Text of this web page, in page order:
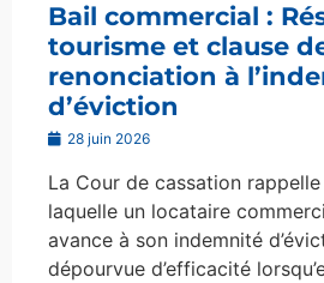
Bail commercial :
tourisme et clause
renonciation à
d’éviction
28 juin 2026
La Cour de cassation rappelle
laquelle un locataire
avance à son indemnité
dépourvue d’efficacité